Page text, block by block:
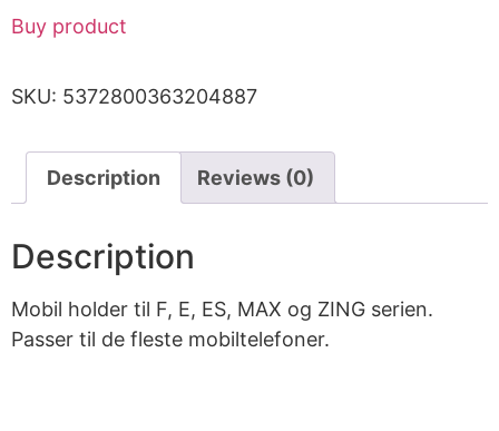
Buy product
SKU: 5372800363204887
Description Reviews (0)
Description
Mobil holder til F, E, ES, MAX og ZING serien.
Passer til de fleste mobiltelefoner.